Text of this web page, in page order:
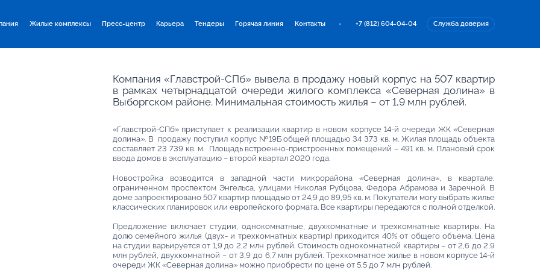
Жилые комплексы Пресс-центр Карьера Тендеры Горячая линия Контакты +7 (812) 604-04-04 Служба доверия
Компания «Главстрой-СПб» вывела в продажу новый корпус на 507 квартир
в рамках четырнадцатой очереди жилого комплекса «Северная долина» в
Выборгском районе. Минимальная стоимость жилья – от 1,9 млн рублей.
«Главстрой-СПб» приступает к реализации квартир в новом корпусе 14-й очереди ЖК «Северная
долина». В продажу поступил корпус №19Б общей площадью 34 373 кв. м. Жилая площадь объекта
составляет 23 739 кв. м. Площадь встроенно-пристроенных помещений – 491 кв. м. Плановый срок
ввода домов в эксплуатацию – второй квартал 2020 года.
Новостройка возводится в западной части микрорайона «Северная долина», в квартале,
ограниченном проспектом Энгельса, улицами Николая Рубцова, Федора Абрамова и Заречной. В
доме запроектировано 507 квартир площадью от 24,9 до 89,95 кв. м. Покупатели могу выбрать жилье
классических планировок или европейского формата. Все квартиры передаются с полной отделкой.
Предложение включает студии, однокомнатные, двухкомнатные и трехкомнатные квартиры. На
долю семейного жилья (двух- и трехкомнатных квартир) приходится 40% от общего объема. Цена
на студии варьируется от 1,9 до 2,2 млн рублей. Стоимость однокомнатной квартиры – от 2,6 до 2,9
млн рублей, двухкомнатной – от 3,9 до 6,7 млн рублей. Трехкомнатное жилье в новом корпусе 14-й
очереди ЖК «Северная долина» можно приобрести по цене от 5,5 до 7 млн рублей.